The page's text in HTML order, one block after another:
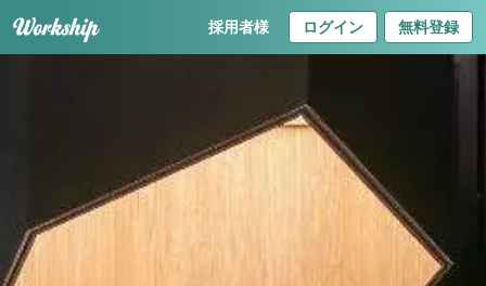
採用者様 ログイン 無料登録